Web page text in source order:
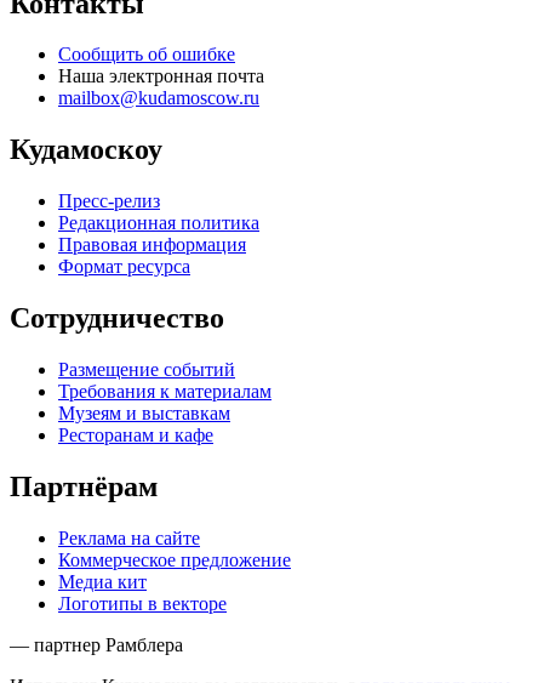
Сообщить об ошибке
Наша электронная почта
mailbox@kudamoscow.ru
Кудамоскоу
Пресс-релиз
Редакционная политика
Правовая информация
Формат ресурса
Сотрудничество
Размещение событий
Требования к материалам
Музеям и выставкам
Ресторанам и кафе
Партнёрам
Реклама на сайте
Коммерческое предложение
Медиа кит
Логотипы в векторе
— партнер Рамблера